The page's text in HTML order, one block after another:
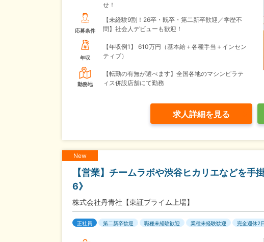
せ！
応募条件
【未経験9割！26卒・既卒・第二新卒歓迎／学歴不
問】社会人デビューも歓迎！
年収
【年収例1】
610万円（基本給＋各種手当＋インセン
ティブ）
勤務地
【転勤の有無が選べます】全国各地のマシンピラテ
ィス併設店舗にて勤務
求人詳細を見る
New
【営業】チームラボや渋谷ヒカリエなどを
6》
株式会社丹青社【東証プライム上場】
正社員 第二新卒歓迎 職種未経験歓迎 業種未経験歓迎 完全週休2